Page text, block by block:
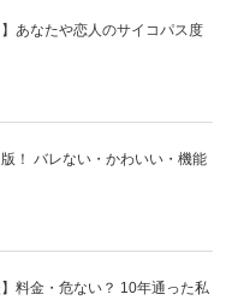
あなたや恋人のサイコパス度
！ バレない・かわいい・機能
料金・危ない？ 10年通った私